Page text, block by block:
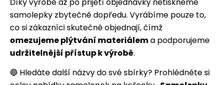
samolepky zbytečně dopředu. Vyrábíme pouze to,
co si zákazníci skutečně objednají, čímž
omezujeme plýtvání materiálema podporujeme
udržitelnější přístup k výrobě.
🔵 Hledáte další názvy do své sbírky? Prohlédněte si